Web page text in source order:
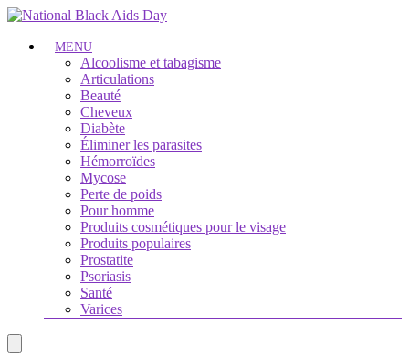
MENU
Alcoolisme et tabagisme
Articulations
Beauté
Cheveux
Diabète
Éliminer les parasites
Hémorroïdes
Mycose
Perte de poids
Pour homme
Produits cosmétiques pour le visage
Produits populaires
Prostatite
Psoriasis
Santé
Varices